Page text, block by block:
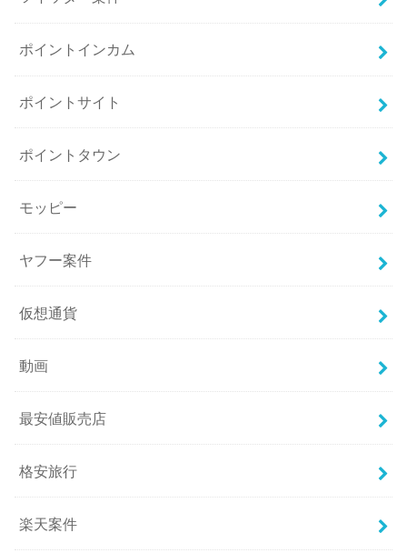
ポイントインカム
ポイントサイト
ポイントタウン
モッピー
ヤフー案件
仮想通貨
動画
最安値販売店
格安旅行
楽天案件